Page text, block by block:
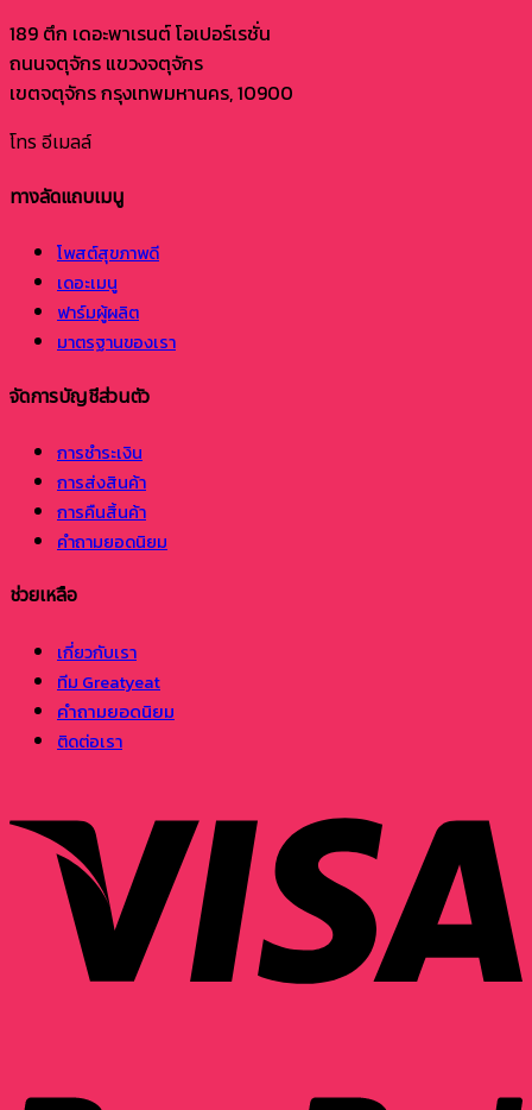
189 ตึก เดอะพาเรนต์ โอเปอร์เรชั่น
ถนนจตุจักร แขวงจตุจักร
เขตจตุจักร กรุงเทพมหานคร, 10900
โทร อีเมลล์
ทางลัดแถบเมนู
โพสต์สุขภาพดี
เดอะเมนู
ฟาร์มผู้ผลิต
มาตรฐานของเรา
จัดการบัญชีส่วนตัว
การชำระเงิน
การส่งสินค้า
การคืนสิ้นค้า
คำถามยอดนิยม
ช่วยเหลือ
เกี่ยวกับเรา
ทีม Greatyeat
คำถามยอดนิยม
ติดต่อเรา